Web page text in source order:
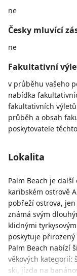
ne
Česky mluvící
ne
Fakultativní
v průběhu vašeho
nabídka
fakultativních
průběh a obsah
poskytovatele
Lokalita
Palm Beach je
karibském ostrově
pobřeží ostrova,
známá svým
klidnými
poskytuje
Palm Beach nabízí
věkových kategorií:
ski, jízda na